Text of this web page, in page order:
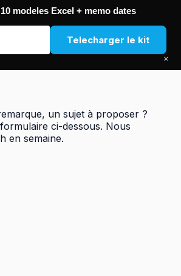
un sujet à proposer ?
ci-dessous. Nous
en semaine.
modeles Excel + memo dates
Telecharger le kit
×